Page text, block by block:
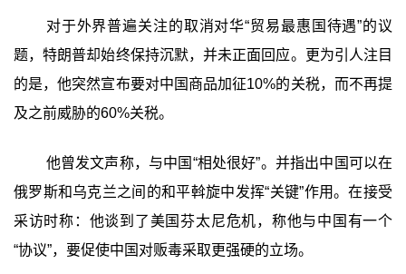
对于外界普遍关注的取消对华“贸易最惠国待遇”的议
题，特朗普却始终保持沉默，并未正面回应。更为引人注目
的是，他突然宣布要对中国商品加征10%的关税，而不再提
及之前威胁的60%关税。
他曾发文声称，与中国“相处很好”。并指出中国可以在
俄罗斯和乌克兰之间的和平斡旋中发挥“关键”作用。在接受
采访时称：他谈到了美国芬太尼危机，称他与中国有一个
“协议”，要促使中国对贩毒采取更强硬的立场。